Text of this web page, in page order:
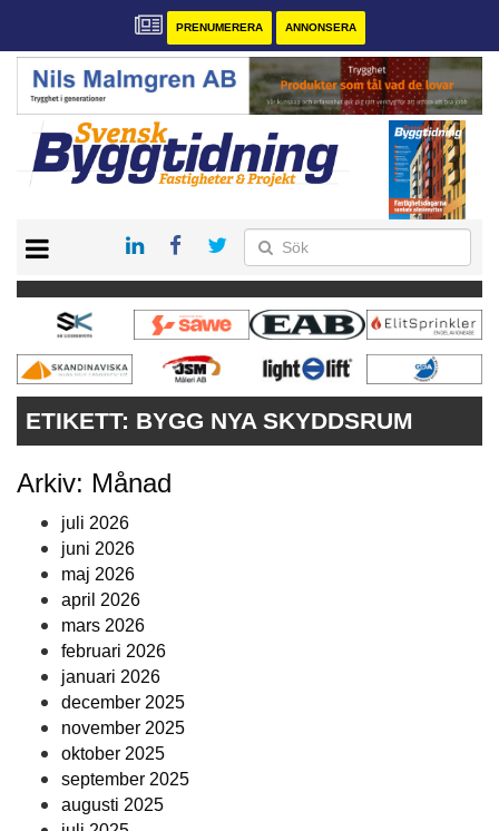
PRENUMERERA ANNONSERA
PRENUMERERA
VÅRA ANDRA MAGASIN
ANNONSERA
KONTAKT
ETIKETT: BYGG NYA SKYDDSRUM
Arkiv: Månad
juli 2026
juni 2026
maj 2026
april 2026
mars 2026
februari 2026
januari 2026
december 2025
november 2025
oktober 2025
september 2025
augusti 2025